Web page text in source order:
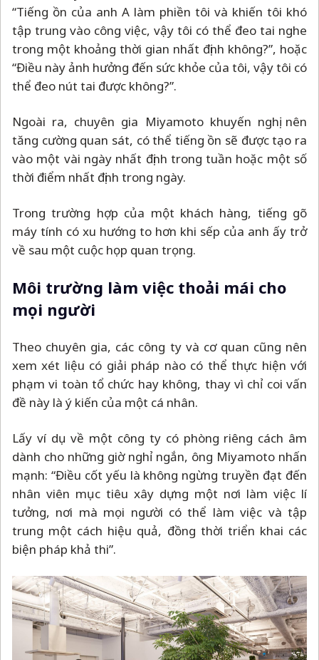
“Tiếng ồn của anh A làm phiền tôi và khiến tôi khó
tập trung vào công việc, vậy tôi có thể đeo tai nghe
trong một khoảng thời gian nhất định không?”, hoặc
“Điều này ảnh hưởng đến sức khỏe của tôi, vậy tôi có
thể đeo nút tai được không?”.
Ngoài ra, chuyên gia Miyamoto khuyến nghị nên
tăng cường quan sát, có thể tiếng ồn sẽ được tạo ra
vào một vài ngày nhất định trong tuần hoặc một số
thời điểm nhất định trong ngày.
Trong trường hợp của một khách hàng, tiếng gõ
máy tính có xu hướng to hơn khi sếp của anh ấy trở
về sau một cuộc họp quan trọng.
Môi trường làm việc thoải mái cho
mọi người
Theo chuyên gia, các công ty và cơ quan cũng nên
xem xét liệu có giải pháp nào có thể thực hiện với
phạm vi toàn tổ chức hay không, thay vì chỉ coi vấn
đề này là ý kiến của một cá nhân.
Lấy ví dụ về một công ty có phòng riêng cách âm
dành cho những giờ nghỉ ngắn, ông Miyamoto nhấn
mạnh: “Điều cốt yếu là không ngừng truyền đạt đến
nhân viên mục tiêu xây dựng một nơi làm việc lí
tưởng, nơi mà mọi người có thể làm việc và tập
trung một cách hiệu quả, đồng thời triển khai các
biện pháp khả thi”.